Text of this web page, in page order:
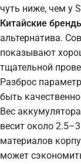
чуть ниже, чем у
Китайские
альтернатива.
показывают
тщательной
Разброс
быть
Вес
весит около
материалов
может